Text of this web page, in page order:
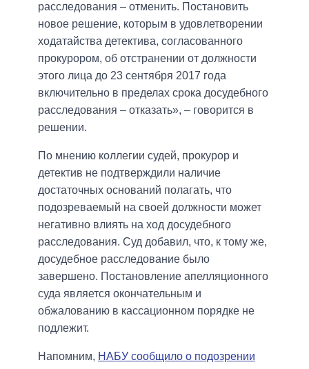
расследования – отменить. Постановить
новое решение, которым в удовлетворении
ходатайства детектива, согласованного
прокурором, об отстранении от должности
этого лица до 23 сентября 2017 года
включительно в пределах срока досудебного
расследования – отказать», – говорится в
решении.
По мнению коллегии судей, прокурор и
детектив не подтверждили наличие
достаточных оснований полагать, что
подозреваемый на своей должности может
негативно влиять на ход досудебного
расследования. Суд добавил, что, к тому же,
досудебное расследование было
завершено. Постановление апелляционного
суда является окончательным и
обжалованию в кассационном порядке не
подлежит.
Напомним, НАБУ сообщило о подозрении